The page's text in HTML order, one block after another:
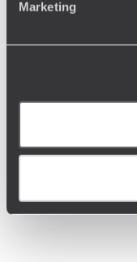
Marketing